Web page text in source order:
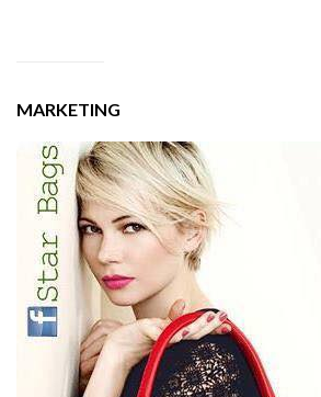
MARKETING